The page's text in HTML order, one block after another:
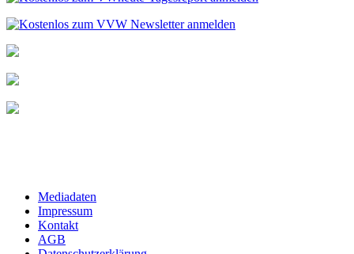
Mediadaten
Impressum
Kontakt
AGB